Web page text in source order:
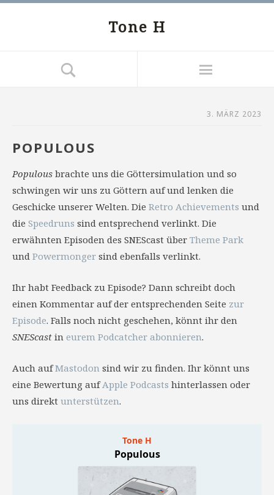
Tone H
3. MÄRZ 2023
POPULOUS
Populous brachte uns die Göttersimulation und so
schwingen wir uns zu Göttern auf und lenken die
Geschicke unserer Welten. Die Retro Achievements und
die Speedruns sind entsprechend verlinkt. Die
erwähnten Episoden des SNEScast über Theme Park
und Powermonger sind ebenfalls verlinkt.
Ihr habt Feedback zu Episode? Dann schreibt doch
einen Kommentar auf der entsprechenden Seite zur
Episode. Falls noch nicht geschehen, könnt ihr den
SNEScast in eurem Podcatcher abonnieren.
Auch aufMastodon sind wir zu finden. Ihr könnt uns
eine Bewertung aufApple Podcasts hinterlassen oder
uns direkt unterstützen.